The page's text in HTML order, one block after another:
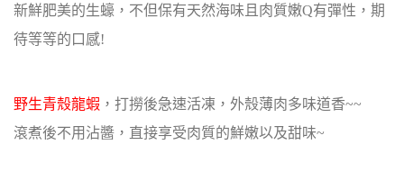
新鮮肥美的生蠔，不但保有天然海味且肉質嫩Q有彈性，期
待等等的口感!
野生青殼龍蝦 ，打撈後急速活凍，外殼薄肉多味道香~~
滾煮後不用沾醬，直接享受肉質的鮮嫩以及甜味~